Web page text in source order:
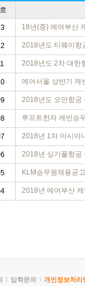
18년(중) 에어부산
2018년도 티웨이항
2018년도 2차 대한
에어서울 상반기 캐
2018년도 오만항
루프트한자 캐빈승
2018년 1차 아시아
2018년 싱가폴항공
KLM승무원채용공
2018년 에어부산
입학문의 개인정보처리